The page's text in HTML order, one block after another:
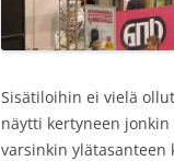
Sisätiloihin ei vielä
näytti kertyneen
varsinkin ylätasanteen